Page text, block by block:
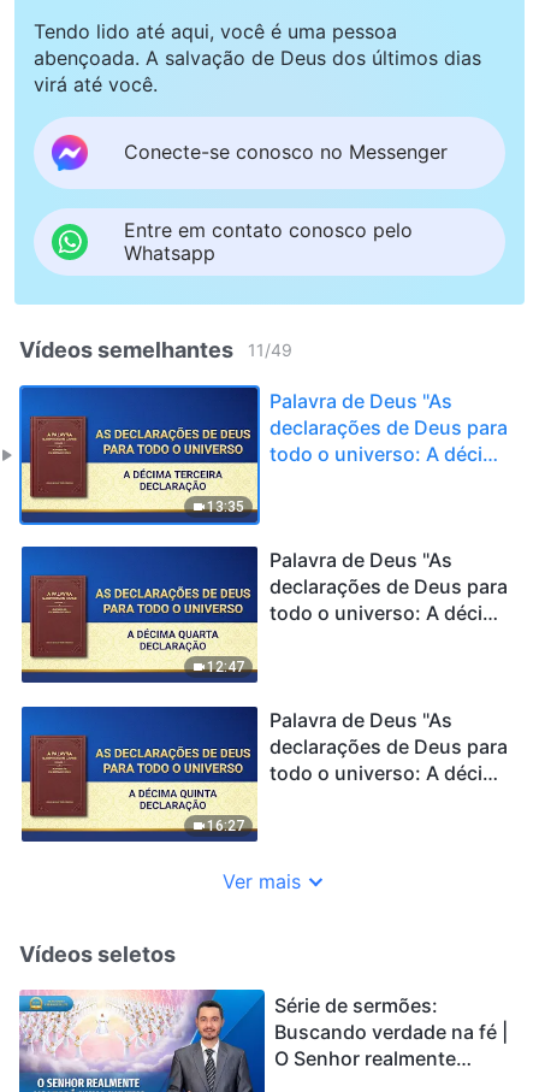
Tendo lido até aqui, você é uma pessoa
abençoada. A salvação de Deus dos últimos dias
virá até você.
Conecte-se conosco no Messenger
Entre em contato conosco pelo
Whatsapp
Vídeos semelhantes 11/49
13:35
Palavra de Deus "As
declarações de Deus para
todo o universo: A décima
12:47
Palavra de Deus "As
declarações de Deus para
todo o universo: A décima
16:27
Palavra de Deus "As
declarações de Deus para
todo o universo: A décima
Ver mais
Vídeos seletos
Série de sermões:
Buscando verdade na fé |
O Senhor realmente